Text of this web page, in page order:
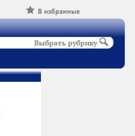
В избранные
Выбрать рубрику